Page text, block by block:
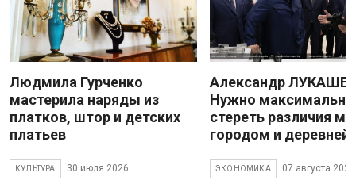
Людмила Гурченко
мастерила наряды из
платков, штор и детских
платьев
КУЛЬТУРА 30 июля 2026
Александр
Нужно максимально
стереть различия
городом и деревней
ЭКОНОМИКА 07 августа 2026